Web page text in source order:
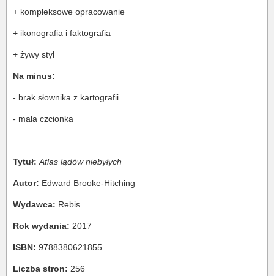
+ kompleksowe opracowanie
+ ikonografia i faktografia
+ żywy styl
Na minus:
- brak słownika z kartografii
- mała czcionka
Tytuł: Atlas lądów niebyłych
Autor: Edward Brooke-Hitching
Wydawca: Rebis
Rok wydania: 2017
ISBN: 9788380621855
Liczba stron: 256